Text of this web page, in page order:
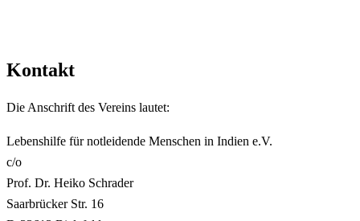
Kontakt
Die Anschrift des Vereins lautet:
Lebenshilfe für notleidende Menschen in Indien e.V.
c/o
Prof. Dr. Heiko Schrader
Saarbrücker Str. 16